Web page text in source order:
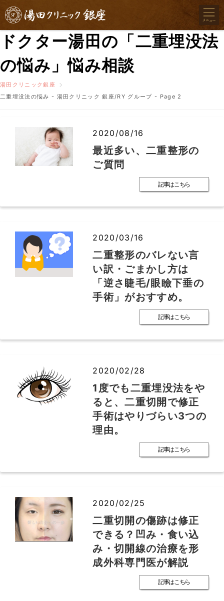
ドクター湯田の「二重埋没法
の悩み」悩み相談
湯田クリニック銀座
二重埋没法の悩み - 湯田クリニック 銀座/RY グループ - Page 2
2020/08/16
最近多い、二重整形の
ご質問
記事はこちら
2020/03/16
二重整形のバレない言
い訳・ごまかし方は
「逆さ睫毛/眼瞼下垂の
手術」がおすすめ。
記事はこちら
2020/02/28
1度でも二重埋没法をや
ると、二重切開で修正
手術はやりづらい3つの
理由。
記事はこちら
2020/02/25
二重切開の傷跡は修正
できる？凹み・食い込
み・切開線の治療を形
成外科専門医が解説
記事はこちら